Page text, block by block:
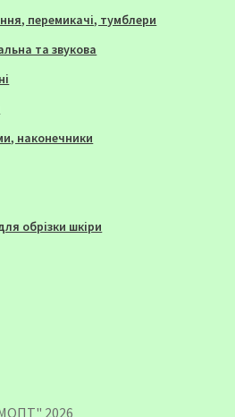
перемикачі, тумблери
та звукова
наконечники
обрізки шкіри
2026